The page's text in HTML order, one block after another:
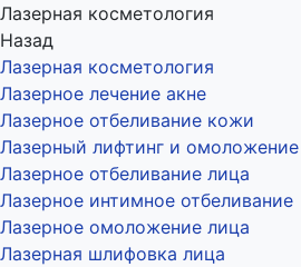
Лазерная косметология
Назад
Лазерная косметология
Лазерное лечение акне
Лазерное отбеливание кожи
Лазерный лифтинг и омоложение
Лазерное отбеливание лица
Лазерное интимное отбеливание
Лазерное омоложение лица
Лазерная шлифовка лица